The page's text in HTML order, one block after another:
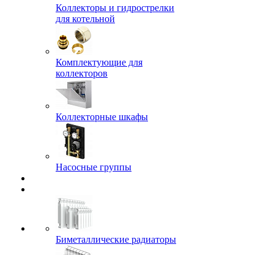
Коллекторы и гидрострелки
для котельной
Комплектующие для
коллекторов
Коллекторные шкафы
Насосные группы
Биметаллические радиаторы